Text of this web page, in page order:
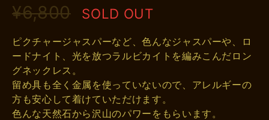
¥6,800 SOLD OUT
ピクチャージャスパーなど、色んなジャスパーや、ロ
ードナイト、光を放つラルビカイトを編みこんだロン
グネックレス。
留め具も全く金属を使っていないので、アレルギーの
方も安心して着けていただけます。
色んな天然石から沢山のパワーをもらいます。